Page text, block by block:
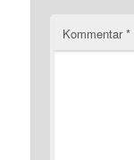
Kommentar*